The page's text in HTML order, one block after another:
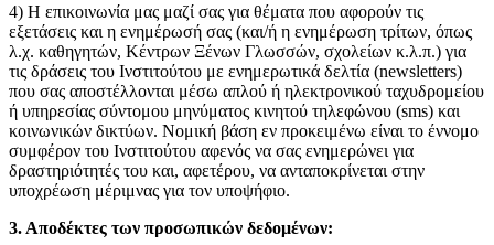
4) Η επικοινωνία μας μαζί σας για θέματα που αφορούν τις
εξετάσεις και η ενημέρωσή σας (και/ή η ενημέρωση τρίτων, όπως
λ.χ. καθηγητών, Κέντρων Ξένων Γλωσσών, σχολείων κ.λ.π.) για
τις δράσεις του Ινστιτούτου με ενημερωτικά δελτία (newsletters)
που σας αποστέλλονται μέσω απλού ή ηλεκτρονικού ταχυδρομείου
ή υπηρεσίας σύντομου μηνύματος κινητού τηλεφώνου (sms) και
κοινωνικών δικτύων. Νομική βάση εν προκειμένω είναι το έννομο
συμφέρον του Ινστιτούτου αφενός να σας ενημερώνει για
δραστηριότητές του και, αφετέρου, να ανταποκρίνεται στην
υποχρέωση μέριμνας για τον υποψήφιο.
3. Αποδέκτες των προσωπικών δεδομένων: